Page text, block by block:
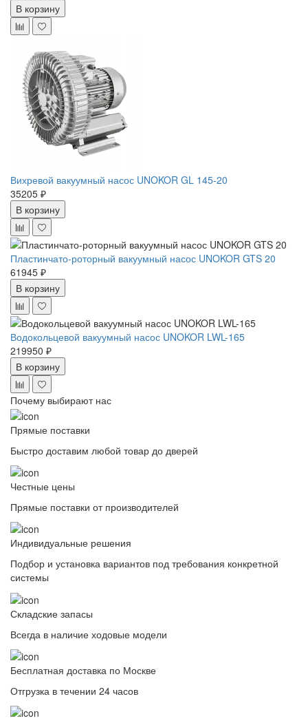
В корзину
Вихревой вакуумный насос UNOKOR GL 145-20
35205 ₽
В корзину
Пластинчато-роторный вакуумный насос UNOKOR GTS 20
61945 ₽
В корзину
Водокольцевой вакуумный насос UNOKOR LWL-165
219950 ₽
В корзину
Почему выбирают нас
Прямые поставки
Быстро доставим любой товар до дверей
Честные цены
Прямые поставки от производителей
Индивидуальные решения
Подбор и установка вариантов под требования конкретной
системы
Складские запасы
Всегда в наличие ходовые модели
Бесплатная доставка по Москве
Отгрузка в течении 24 часов